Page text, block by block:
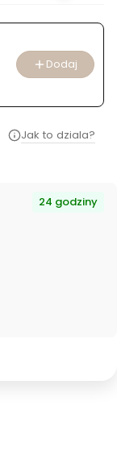
Dodaj
Jak to dziala?
24 godziny